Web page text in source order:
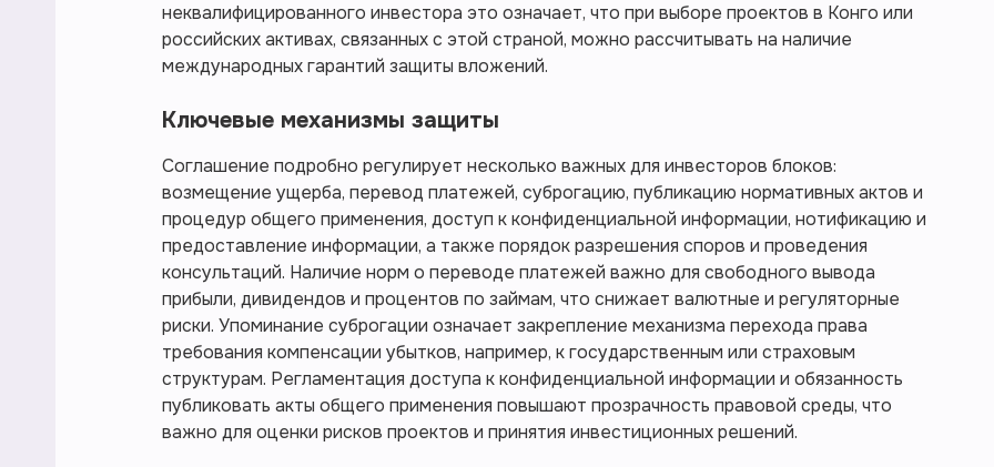
неквалифицированного инвестора это означает, что при выборе проектов в Конго или
российских активах, связанных с этой страной, можно рассчитывать на наличие
международных гарантий защиты вложений.
Ключевые механизмы защиты
Соглашение подробно регулирует несколько важных для инвесторов блоков:
возмещение ущерба, перевод платежей, суброгацию, публикацию нормативных актов и
процедур общего применения, доступ к конфиденциальной информации, нотификацию и
предоставление информации, а также порядок разрешения споров и проведения
консультаций. Наличие норм о переводе платежей важно для свободного вывода
прибыли, дивидендов и процентов по займам, что снижает валютные и регуляторные
риски. Упоминание суброгации означает закрепление механизма перехода права
требования компенсации убытков, например, к государственным или страховым
структурам. Регламентация доступа к конфиденциальной информации и обязанность
публиковать акты общего применения повышают прозрачность правовой среды, что
важно для оценки рисков проектов и принятия инвестиционных решений.